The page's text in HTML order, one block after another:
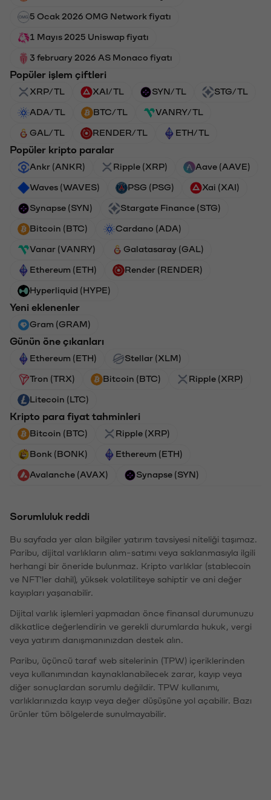
5 Ocak 2026 OMG Network fiyatı
1 Mayıs 2025 Uniswap fiyatı
3 february 2026 AS Monaco fiyatı
Popüler işlem çiftleri
XRP/TL XAI/TL SYN/TL STG/TL
ADA/TL BTC/TL VANRY/TL
GAL/TL RENDER/TL ETH/TL
Popüler kripto paralar
Ankr (ANKR) Ripple (XRP) Aave (AAVE)
Waves (WAVES) PSG (PSG) Xai (XAI)
Synapse (SYN) Stargate Finance (STG)
Bitcoin (BTC) Cardano (ADA)
Vanar (VANRY) Galatasaray (GAL)
Ethereum (ETH) Render (RENDER)
Hyperliquid (HYPE)
Yeni eklenenler
Gram (GRAM)
Günün öne çıkanları
Ethereum (ETH) Stellar (XLM)
Tron (TRX) Bitcoin (BTC) Ripple (XRP)
Litecoin (LTC)
Kripto para fiyat tahminleri
Bitcoin (BTC) Ripple (XRP)
Bonk (BONK) Ethereum (ETH)
Avalanche (AVAX) Synapse (SYN)
Sorumluluk reddi
Bu sayfada yer alan bilgiler yatırım tavsiyesi niteliği taşımaz.
Paribu, dijital varlıkların alım-satımı veya saklanmasıyla ilgili
herhangi bir öneride bulunmaz. Kripto varlıklar (stablecoin
ve NFT'ler dahil), yüksek volatiliteye sahiptir ve ani değer
kayıpları yaşanabilir.
Dijital varlık işlemleri yapmadan önce finansal durumunuzu
dikkatlice değerlendirin ve gerekli durumlarda hukuk, vergi
veya yatırım danışmanınızdan destek alın.
Paribu, üçüncü taraf web sitelerinin (TPW) içeriklerinden
veya kullanımından kaynaklanabilecek zarar, kayıp veya
diğer sonuçlardan sorumlu değildir. TPW kullanımı,
varlıklarınızda kayıp veya değer düşüşüne yol açabilir. Bazı
ürünler tüm bölgelerde sunulmayabilir.